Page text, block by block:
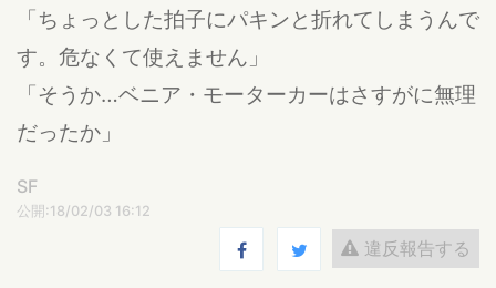
「ちょっとした拍子にパキンと折れてしまうんで
す。危なくて使えません」
「そうか…ベニア・モーターカーはさすがに無理
だったか」
SF
公開:18/02/03 16:12
違反報告する